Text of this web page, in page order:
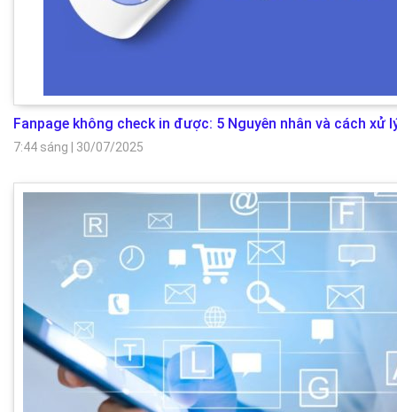
Fanpage không check in được: 5 Nguyên nhân và cách xử
7:44 sáng 30/07/2025